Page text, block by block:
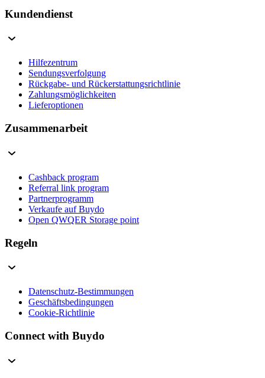
Kundendienst
Hilfezentrum
Sendungsverfolgung
Rückgabe- und Rückerstattungsrichtlinie
Zahlungsmöglichkeiten
Lieferoptionen
Zusammenarbeit
Cashback program
Referral link program
Partnerprogramm
Verkaufe auf Buydo
Open QWQER Storage point
Regeln
Datenschutz-Bestimmungen
Geschäftsbedingungen
Cookie-Richtlinie
Connect with Buydo